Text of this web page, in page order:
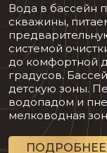
Вода в бассейн
скважины,
системой
до комфортной
градусов.
детскую зоны.
водопадом и
мелководная
ПОДРОБНЕЕ